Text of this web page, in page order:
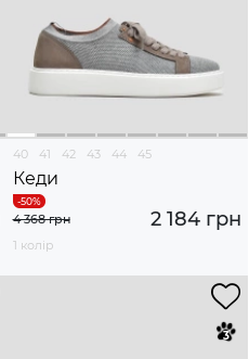
40 41 42 43 44 45
Кеди
2 184 грн
4 368 грн
1 колір